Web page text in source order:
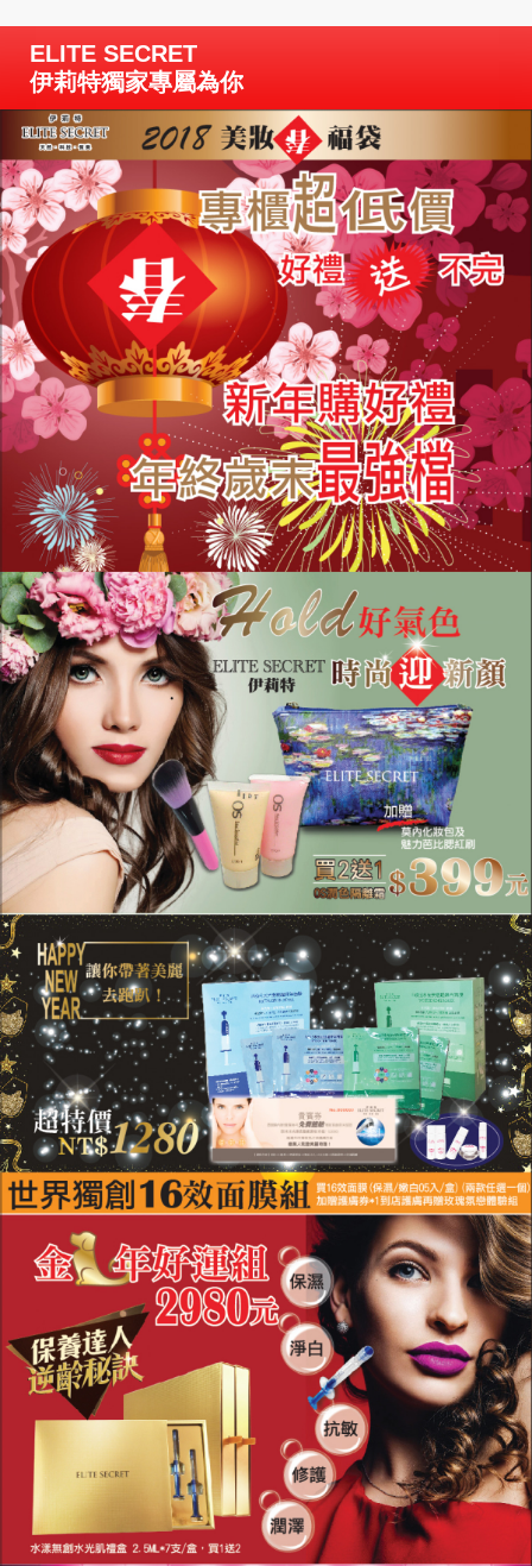
ELITE SECRET
伊莉特獨家專屬為你